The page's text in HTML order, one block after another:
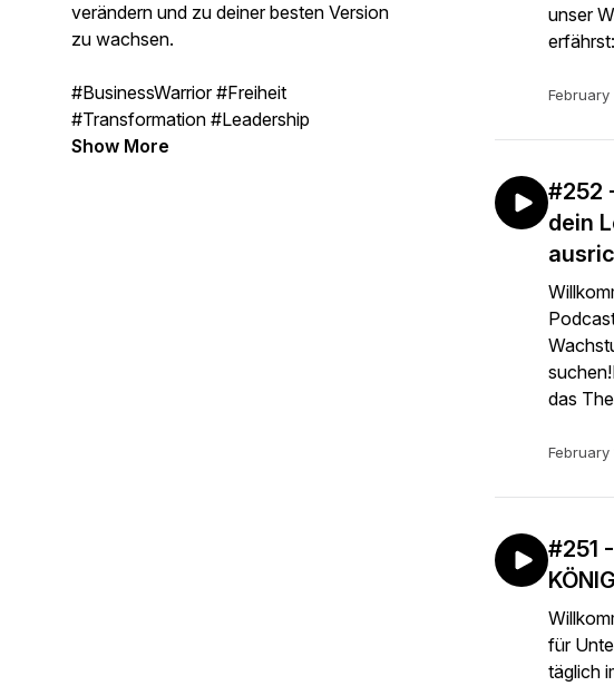
verändern und zu deiner besten Version
zu wachsen.
#BusinessWarrior #Freiheit
#Transformation #Leadership
Show More
unser
#252
dein
das
February
#251
für
täglich